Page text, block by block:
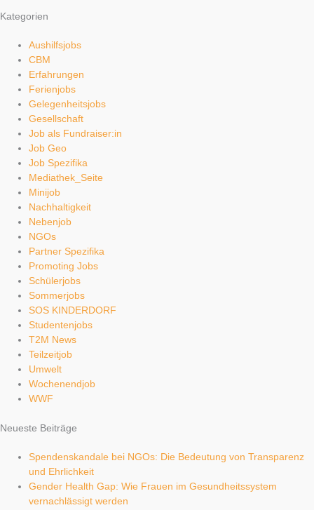
Kategorien
Aushilfsjobs
CBM
Erfahrungen
Ferienjobs
Gelegenheitsjobs
Gesellschaft
Job als Fundraiser:in
Job Geo
Job Spezifika
Mediathek_Seite
Minijob
Nachhaltigkeit
Nebenjob
NGOs
Partner Spezifika
Promoting Jobs
Schülerjobs
Sommerjobs
SOS KINDERDORF
Studentenjobs
T2M News
Teilzeitjob
Umwelt
Wochenendjob
WWF
Neueste Beiträge
Spendenskandale bei NGOs: Die Bedeutung von Transparenz
und Ehrlichkeit
Gender Health Gap: Wie Frauen im Gesundheitssystem
vernachlässigt werden